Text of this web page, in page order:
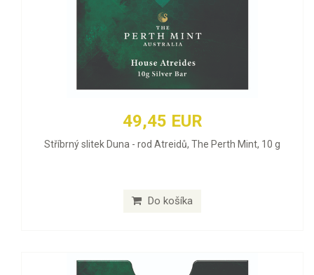
49,45 EUR
Stříbrný slitek Duna - rod Atreidů, The Perth Mint, 10 g
Do košíka